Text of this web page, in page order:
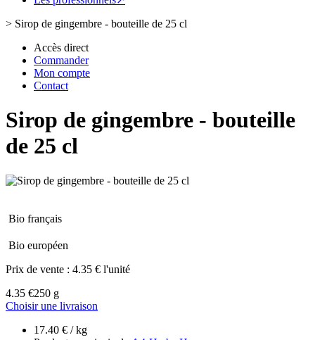
> Sirop de gingembre - bouteille de 25 cl
Accès direct
Commander
Mon compte
Contact
Sirop de gingembre - bouteille
de 25 cl
Bio français
Bio européen
Prix de vente : 4.35 € l'unité
4.35 €250 g
Choisir une livraison
17.40 € / kg